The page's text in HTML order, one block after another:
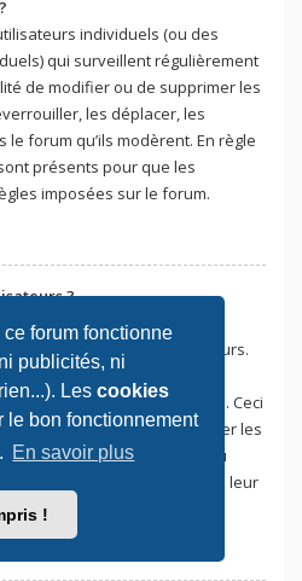
forum fonctionne
publicités, ni
Lescookies
le bon fonctionnement
En savoir plus
!
individuels (ou des
qui surveillent régulièrement
de modifier ou de supprimer les
les déplacer, les
forum qu’ils modèrent. En règle
présents pour que les
imposées sur le forum.
?
une façon pour les
regrouper plusieurs utilisateurs.
à plusieurs groupes et
permissions individuelles. Ceci
qui pourront modifier les
en une seule fois, ou
de modération, ou bien leur